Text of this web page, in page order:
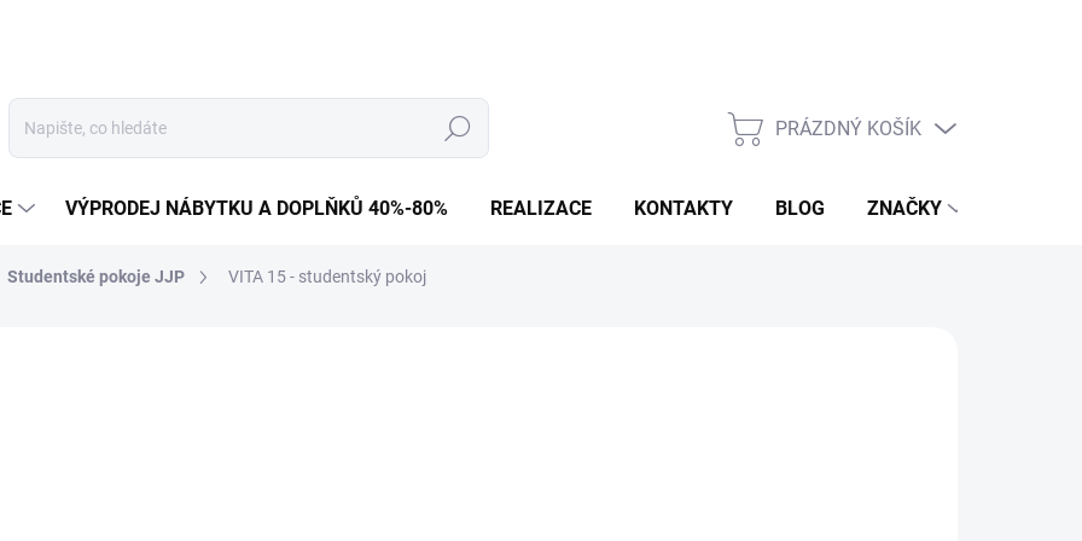
Hledat
NÁKUPNÍ
PRÁZDNÝ KOŠÍK
VÝPRODEJ NÁBYTKU A DOPLŇKŮ 40%-80% REALIZACE KONTAKTY BLOG ZNAČKY
Studentské pokoje JJP VITA 15 - studentský pokoj